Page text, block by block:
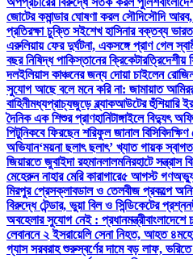
জোটের কমান্ডার ঘোষণা করল সৌদিসৌদি আরব,
প্রতিরক্ষা চুক্তি সইশেখ হাসিনার বক্তব্য
এরুলিয়ায় ফের দুর্ঘটনা, একসঙ্গে প্রাণ গেল
বছর নিষিদ্ধ পাকিস্তানের ক্রিকেটারত্রিদেশীয়
দলইলিয়াস কাঞ্চনের জন্য দোয়া চাইলেন
সুযোগ আছে বলে মনে করি না: জামায়াত আমির
বাহিনীমধ্যপ্রাচ্যজুড়ে ব্ল্যাকআউটের হুঁশিয়ারি
দৈনিক এক শিশুর প্রাণহানিটাঙ্গাইলে বিদ্যুৎ
পিটুনিকবে ফিরছেন শরিফুল জানাল বিসিবি
অভিযান‘ময়না ছলাৎ ছলাৎ’ খ্যাত গায়ক
জিয়ারতে জুবাইদা রহমানলালমনিরহাটে সন্ত্রাস
মেহেরুন নাহার মেরি কারাগারে৫ আগস্ট
মিরপুর প্রেসক্লাবডাল ও তেলবীজ প্রকল্পে
বিরুদ্ধে টেন্ডার, ভুয়া বিল ও সিন্ডিকেটের প্রশ্ন
অবহেলার সুযোগ নেই : প্রধানমন্ত্রী
লেবাননে ২ ইসরায়েলি সেনা নিহত, আহত ৪
গ্যাস সরবরাহ শুরুস্বর্ণের দামে বড় লাফ,